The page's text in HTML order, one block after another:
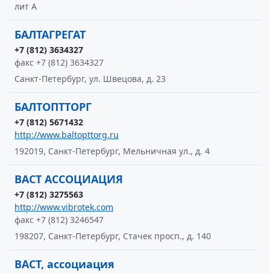
лит А
БАЛТАГРЕГАТ
+7 (812) 3634327
факс +7 (812) 3634327
Санкт-Петербург, ул. Швецова, д. 23
БАЛТОПТТОРГ
+7 (812) 5671432
http://www.baltopttorg.ru
192019, Санкт-Петербург, Мельничная ул., д. 4
ВАСТ АССОЦИАЦИЯ
+7 (812) 3275563
http://www.vibrotek.com
факс +7 (812) 3246547
198207, Санкт-Петербург, Стачек просп., д. 140
ВАСТ, ассоциация